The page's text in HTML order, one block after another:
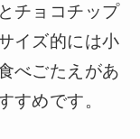
チョコチップ
イズ的には小
べごたえがあ
すめです。